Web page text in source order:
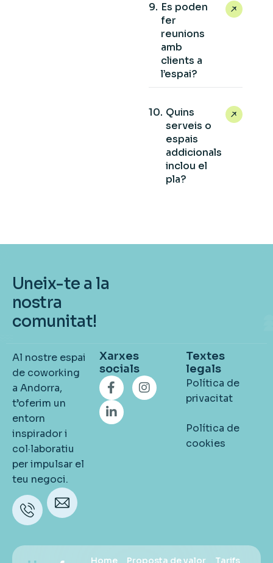
Es poden
fer
reunions
amb
clients a
l’espai?
Quins
serveis o
espais
addicionals
inclou el
pla?
Uneix-te a la
nostra
comunitat!
Al nostre espai
de coworking
a Andorra,
t’oferim un
entorn
inspirador i
col·laboratiu
per impulsar el
teu negoci.
Telèfon
+376
Xarxes
socials
Textes
legals
Política de
privacitat
Política de
cookies
Home Proposta de valor Tarifs